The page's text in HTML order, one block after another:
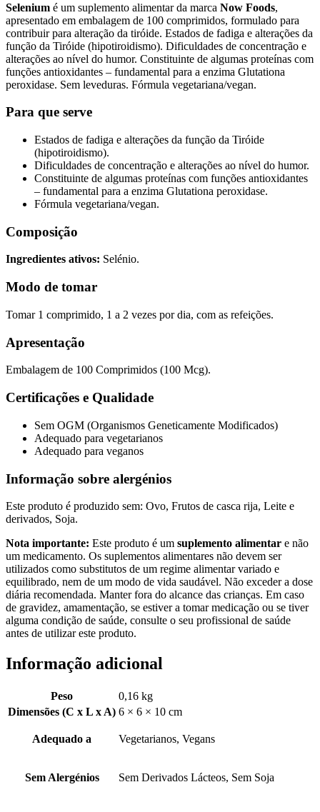
Selenium é um suplemento alimentar da marca Now Foods,
apresentado em embalagem de 100 comprimidos, formulado para
contribuir para alteração da tiróide. Estados de fadiga e alterações da
função da Tiróide (hipotiroidismo). Dificuldades de concentração e
alterações ao nível do humor. Constituinte de algumas proteínas com
funções antioxidantes – fundamental para a enzima Glutationa
peroxidase. Sem leveduras. Fórmula vegetariana/vegan.
Para que serve
Estados de fadiga e alterações da função da Tiróide
(hipotiroidismo).
Dificuldades de concentração e alterações ao nível do humor.
Constituinte de algumas proteínas com funções antioxidantes
– fundamental para a enzima Glutationa peroxidase.
Fórmula vegetariana/vegan.
Composição
Ingredientes ativos: Selénio.
Modo de tomar
Tomar 1 comprimido, 1 a 2 vezes por dia, com as refeições.
Apresentação
Embalagem de 100 Comprimidos (100 Mcg).
Certificações e Qualidade
Sem OGM (Organismos Geneticamente Modificados)
Adequado para vegetarianos
Adequado para veganos
Informação sobre alergénios
Este produto é produzido sem: Ovo, Frutos de casca rija, Leite e
derivados, Soja.
Nota importante: Este produto é um suplemento alimentar e não
um medicamento. Os suplementos alimentares não devem ser
utilizados como substitutos de um regime alimentar variado e
equilibrado, nem de um modo de vida saudável. Não exceder a dose
diária recomendada. Manter fora do alcance das crianças. Em caso
de gravidez, amamentação, se estiver a tomar medicação ou se tiver
alguma condição de saúde, consulte o seu profissional de saúde
antes de utilizar este produto.
Informação adicional
Peso
0,16 kg
Dimensões (C x L x A) 6 × 6 × 10 cm
Adequado a Vegetarianos, Vegans
Sem Alergénios Sem Derivados Lácteos, Sem Soja